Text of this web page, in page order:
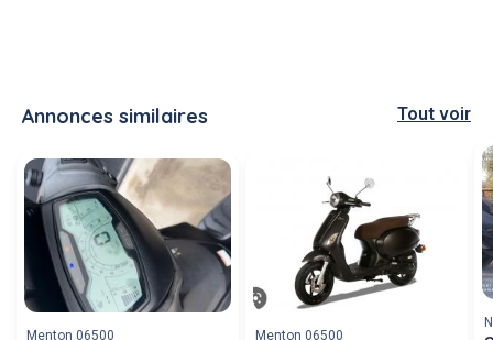
Annonces similaires Tout voir
Menton 06500 Menton 06500